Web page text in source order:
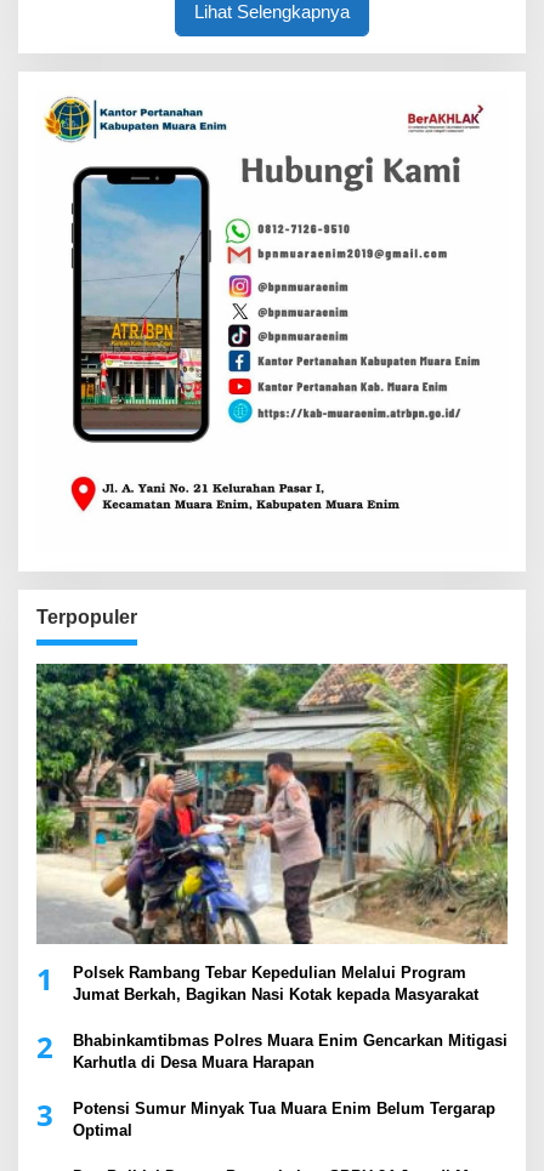
Lihat Selengkapnya
Terpopuler
1
Polsek Rambang Tebar Kepedulian Melalui Program
Jumat Berkah, Bagikan Nasi Kotak kepada Masyarakat
2
Bhabinkamtibmas Polres Muara Enim Gencarkan Mitigasi
Karhutla di Desa Muara Harapan
3
Potensi Sumur Minyak Tua Muara Enim Belum Tergarap
Optimal